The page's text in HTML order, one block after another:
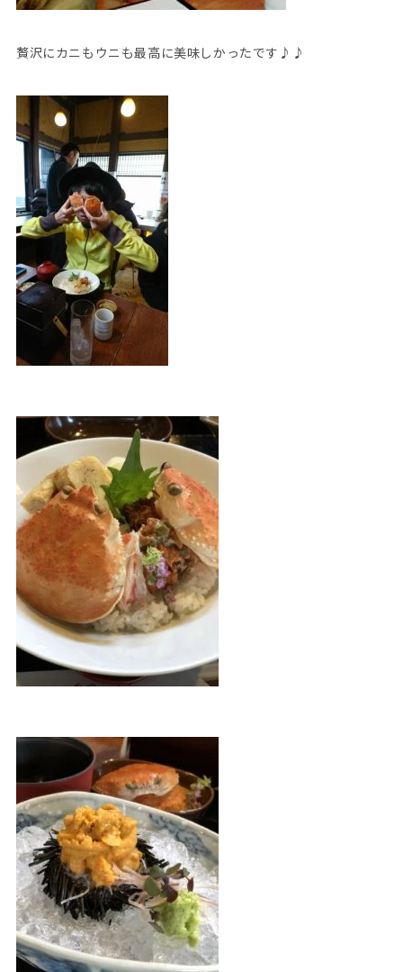
贅沢にカニもウニも最高に美味しかったです♪♪